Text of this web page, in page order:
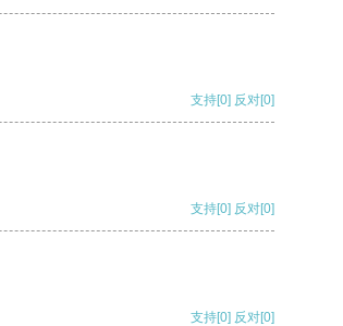
支持[0] 反对[0]
支持[0] 反对[0]
支持[0] 反对[0]